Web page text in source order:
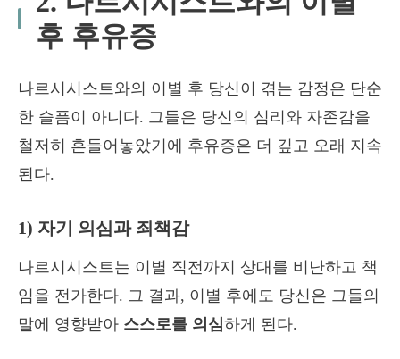
후 후유증
나르시시스트와의 이별 후 당신이 겪는 감정은 단순
한 슬픔이 아니다. 그들은 당신의 심리와 자존감을
철저히 흔들어놓았기에 후유증은 더 깊고 오래 지속
된다.
1) 자기 의심과 죄책감
나르시시스트는 이별 직전까지 상대를 비난하고 책
임을 전가한다. 그 결과, 이별 후에도 당신은 그들의
말에 영향받아 스스로를 의심 하게 된다.